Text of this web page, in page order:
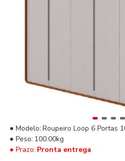
Modelo: Roupeiro Loop 6 Portas
Peso: 100.00kg
Prazo: Pronta entrega